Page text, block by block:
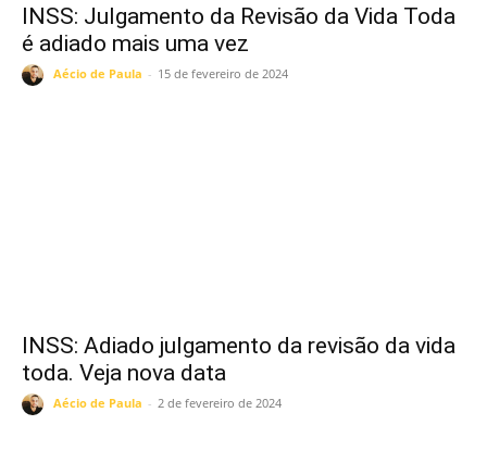
INSS: Julgamento da Revisão da Vida Toda
é adiado mais uma vez
Aécio de Paula - 15 de fevereiro de 2024
INSS: Adiado julgamento da revisão da vida
toda. Veja nova data
Aécio de Paula - 2 de fevereiro de 2024